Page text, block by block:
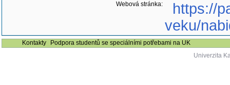
Webová stránka:
https://
veku/
Kontakty
Podpora studentů se speciálními potřebami na UK
Univerzita